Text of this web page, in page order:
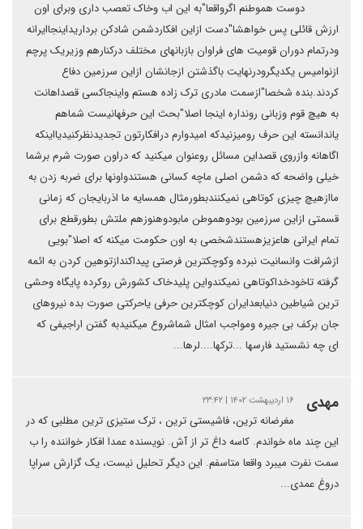
دوست هموطنم اگرواقعا"به این اب وخاک تعصب داری وبرای اون
ارزش قائلی پس خواهشا"دست ازاین افکاردشمن شادکن برداریداینجاایرانه
ودرتمام دوران قومیت های فراوان بازبانهای مختلف درکنارهم وزیریک پرچم
ازنوامیس یکدیگرودرنهایت باگذشتن ازجانشان ازاین سرزمین دفاع
کردند.بنده شخصا"ازسمت مادری ترک زاده هستم واینجاکسی قصداهانت
به هیچ قوم وزبانی رونداره اینجا اصلا"بحث این حرفهانیست شماهم
یاندانسته این حرف رومیزنیدکه امیدوارم درافکارتون تجدیدنظرکنیدیااینکه
اگاهانه وازروی قصداین مسائل روعنوان میکنید که دراون صورت شرم برشما
خیلی واضحه که دشمن اصلی ماچه کسانی هستندواونها برای ضربه زدن به
ماازهیچ چیزی کوتاهی نمیکنندبطورمثال همسایه ما اذربایجان که زمانی
قسمتی ازاین سرزمین بودوهموطن مابودوهنوزهم ملتش بطورقطع برای
تمام ایرانی هاعزیزهستندشخصی به اون حکومت میکنه که اصلا"بویی
ازشرافت وانسانیت نبرده وکوچکترین فرصتی پیداکندازتوهین کردن به ائمه
گرفته تاخودخداکوتاهی نمیکندواین پلیدخاک کشورش روکرده پایگاه وحشی
ترین شیاطین دنیابعدایران کوچکترین حرفی یاحرکتی صورت بده نیروهای
جان برکف بی جیره ومواجب امثال شماشروع میکنیدبه گفتن اراجیفی که
ای چه نشستید فارسها ...ترکها....لرها...
مهدی ۱۶ اردیبهشت ۱۴۰۲ | ۲۳:۴۲
مغرضانه ترین، فاشیستی ترین ، ترک ستیزی ترین مطلبی که در
این چند ماه خواندم. کاسه داغ تر از آش. نویسنده عمدا افکار خواننده را ب
سمت نفرت میبرد واقعا متاسفم. این دیگر تحلیل نیست، یک گزارش سراپا
دروغ عمدی...